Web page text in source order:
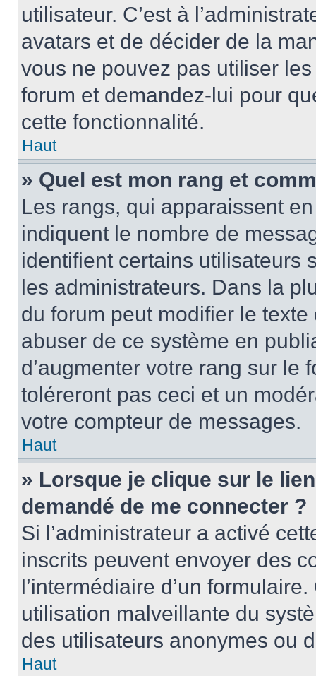
utilisateur. C’est à
avatars et de décider de la
vous ne pouvez pas utiliser
forum et demandez-lui pour
cette fonctionnalité.
Haut
» Quel est mon rang et
Les rangs, qui apparaissent
indiquent le nombre de
identifient certains utilisateurs
les administrateurs. Dans la
du forum peut modifier le
abuser de ce système en
d’augmenter votre rang sur le
toléreront pas ceci et un
votre compteur de messages.
Haut
» Lorsque je clique sur le
demandé de me connecter ?
Si l’administrateur a activé
inscrits peuvent envoyer des
l’intermédiaire d’un
utilisation malveillante du
des utilisateurs anonymes ou
Haut